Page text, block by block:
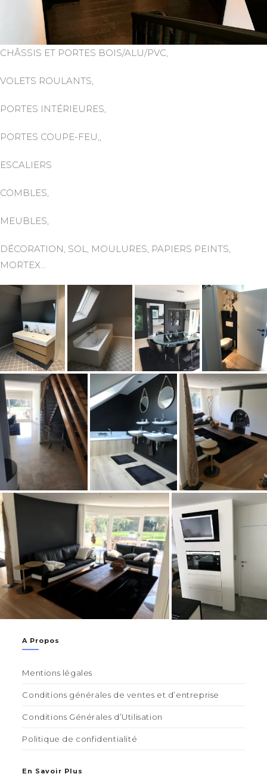
CHÂSSIS ET PORTES BOIS/ALU/PVC,
VOLETS ROULANTS,
PORTES INTÉRIEURES,
PORTES COUPE-FEU,,
ESCALIERS
COMBLES,
MEUBLES,
DÉCORATION, SOL, MOULURES, PAPIERS PEINTS,
MORTEX…
A Propos
Mentions légales
Conditions générales de ventes et d’entreprise
Conditions Générales d’Utilisation
Politique de confidentialité
En Savoir Plus